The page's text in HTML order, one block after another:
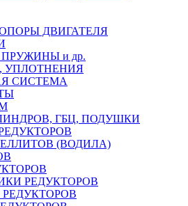
ДВИГАТЕЛЯ
и др.
УПЛОТНЕНИЯ
СИСТЕМА
ГБЦ, ПОДУШКИ
(ВОДИЛА)
РЕДУКТОРОВ